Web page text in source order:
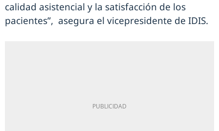
calidad asistencial y la satisfacción de los
pacientes”, asegura el vicepresidente de IDIS.